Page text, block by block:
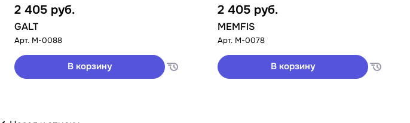
2 405 руб.
GALT
Арт. M-0088
В корзину
2 405 руб.
MEMFIS
Арт. M-0078
В корзину